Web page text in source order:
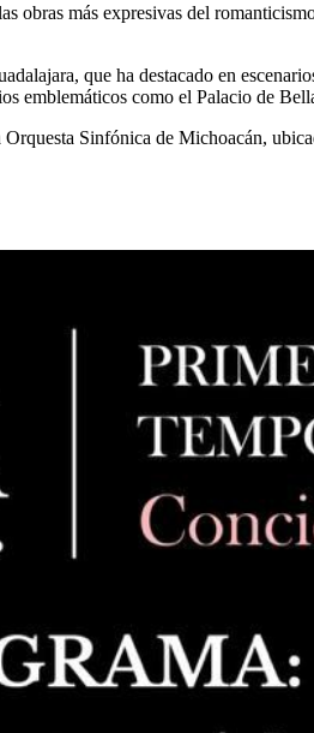
obras más expresivas del
que ha destacado en
emblemáticos como el Palacio de
Sinfónica de Michoacán,